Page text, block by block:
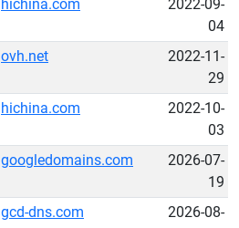
hichina.com
2022-09-
04
ovh.net
2022-11-
29
hichina.com
2022-10-
03
googledomains.com
2026-07-
19
gcd-dns.com
2026-08-